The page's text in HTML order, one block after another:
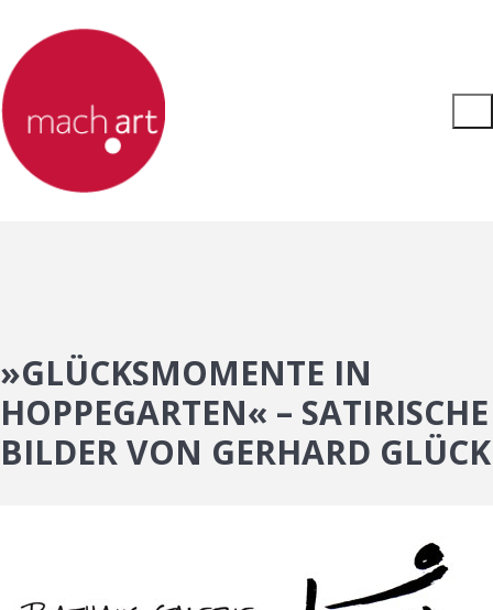
»GLÜCKSMOMENTE IN
HOPPEGARTEN« – SATIRISCHE
BILDER VON GERHARD GLÜCK